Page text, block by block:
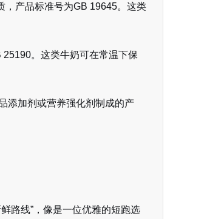
，产品标准号为GB 19645。这类
25190。这类牛奶可在常温下保
添加剂或营养强化剂制成的产
路线”，像是一位优雅的短跑选